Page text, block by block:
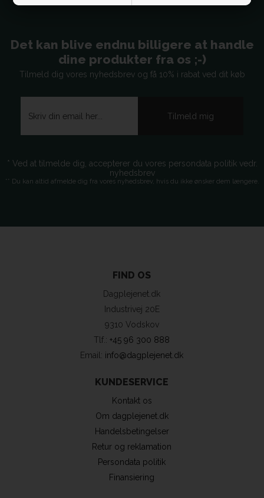
Det kan blive endnu billigere at handle
dine produkter fra os ;-)
Tilmeld dig vores nyhedsbrev og få 10% i rabat ved dit køb
* Ved at tilmelde dig, accepterer du vores persondata politik vedr.
nyhedsbrev
** Du kan altid afmelde dig fra vores nyhedsbrev, hvis du ikke ønsker dem længere.
FIND OS
Dagplejenet.dk
Industrivej 20E
9310 Vodskov
Tlf.:+45 96 300 888
Email: info@dagplejenet.dk
KUNDESERVICE
Kontakt os
Om dagplejenet.dk
Handelsbetingelser
Retur og reklamation
Persondata politik
Finansiering